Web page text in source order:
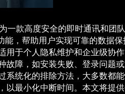
一款高度安全的即时通讯和团
能，帮助用户实现可靠的数据
用于个人隐私维护和企业级协
故障，如安装失败、登录问题
统化的排除方法，大多数都
以最小化中断时间。本文将提